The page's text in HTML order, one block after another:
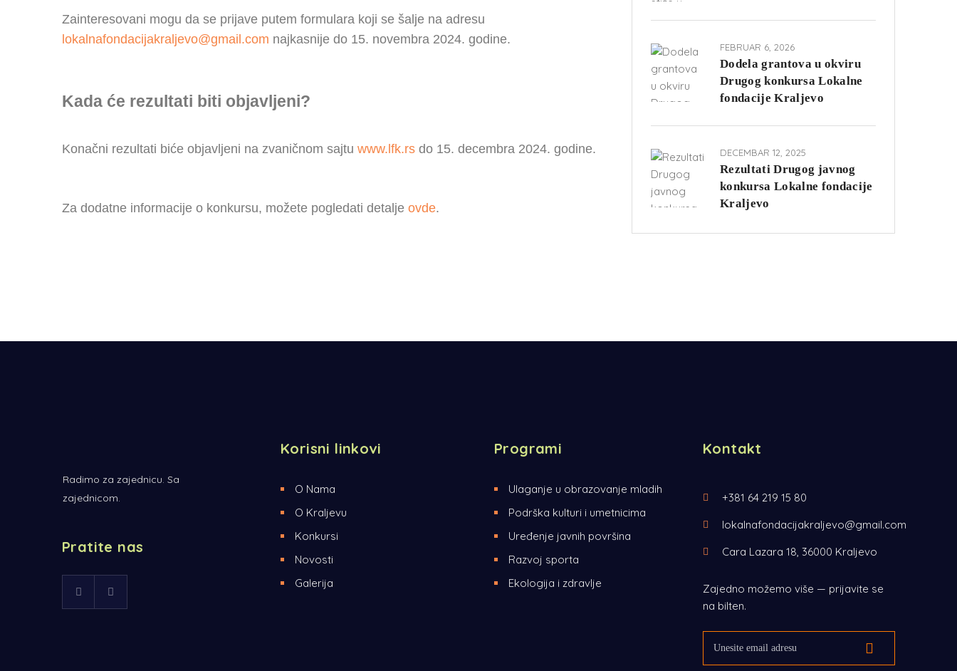
Zainteresovani mogu da se prijave putem formulara koji se šalje na adresu
lokalnafondacijakraljevo@gmail.com najkasnije do 15. novembra 2024. godine.
Kada će rezultati biti objavljeni?
Konačni rezultati biće objavljeni na zvaničnom sajtu www.lfk.rs do 15. decembra 2024. godine.
Za dodatne informacije o konkursu, možete pogledati detalje ovde.
FEBRUAR 6, 2026
Dodela grantova u okviru
Drugog konkursa Lokalne
fondacije Kraljevo
DECEMBAR 12, 2025
Rezultati Drugog javnog
konkursa Lokalne fondacije
Kraljevo
Radimo za zajednicu. Sa
zajednicom.
Pratite nas
Korisni linkovi
O Nama
O Kraljevu
Konkursi
Novosti
Galerija
Programi
Ulaganje u obrazovanje mladih
Podrška kulturi i umetnicima
Uređenje javnih površina
Razvoj sporta
Ekologija i zdravlje
Kontakt
+381 64 219 15 80
lokalnafondacijakraljevo@gmail.com
Cara Lazara 18, 36000 Kraljevo
Zajedno možemo više — prijavite se
na bilten.